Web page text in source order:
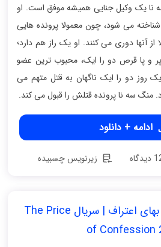
نا یک وکیل جنایی همیشه موفق است. او
می شود، چون معمولا پرونده هایی‌
از آنها دوری می کنند. او یک راز هم دارد؛
و پا قرص دو را ایک، محبوب ترین عضو
روز دو را ایک ناگهان به قتل متهم می
منگ سه نا پرونده قتلش را قبول می کند.
ادامه + دانلود
زیرنویس چسبیده
دانلود سریال کره ای بهای اعتراف | سریال The Price
of Confession